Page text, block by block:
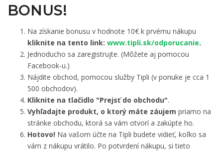
BONUS!
Na získanie bonusu v hodnote 10€ k prvému nákupu
kliknite na tento link: www.tipli.sk/odporucanie.
Jednoducho sa zaregistrujte. (Môžete aj pomocou
Facebook-u.)
Nájdite obchod, pomocou služby Tipli (v ponuke je cca 1
500 obchodov).
Kliknite na tlačidlo "Prejsť do obchodu".
Vyhľadajte produkt, o ktorý máte záujem priamo na
stránke obchodu, ktorá sa vám otvorí a zakúpte ho.
Hotovo! Na vašom účte na Tipli budete vidieť, koľko sa
vám z nákupu vrátilo. Po potvrdení nákupu, si tieto